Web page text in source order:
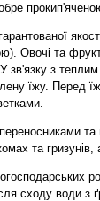
Овочі та
з
їжу.
та
та гризунів,
сходу води з